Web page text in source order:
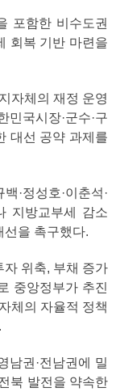
포함한 비수도권
회복 기반 마련을
자체의 재정 운영
국시장·군수·구
대선 공약 과제를
·정성호·이춘석·
지방교부세 감소
선을 촉구했다.
자 위축, 부채 증가
중앙정부가 추진
체의 자율적 정책
남권·전남권에 밀
북 발전을 약속한